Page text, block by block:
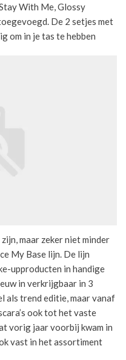
With Me, Glossy
De 2 setjes met
om in je tas te hebben
maar zeker niet minder
My Base lijn. De lijn
upproducten in handige
in verkrijgbaar in 3
als trend editie, maar vanaf
ook tot het vaste
vorig jaar voorbij kwam in
vast in het assortiment